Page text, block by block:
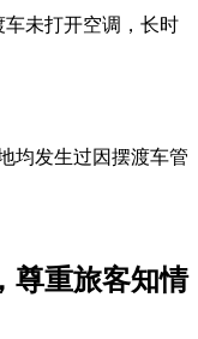
车未打开空调，长时
均发生过因摆渡车管
尊重旅客知情